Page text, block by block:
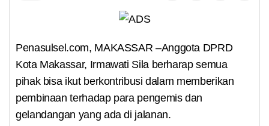
Penasulsel.com, MAKASSAR –Anggota DPRD
Kota Makassar, Irmawati Sila berharap semua
pihak bisa ikut berkontribusi dalam memberikan
pembinaan terhadap para pengemis dan
gelandangan yang ada di jalanan.